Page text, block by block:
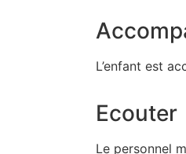
L’enfant est
Ecouter
Le personnel